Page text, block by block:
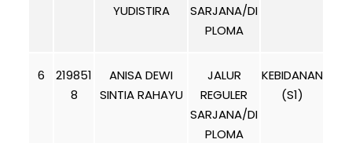
YUDISTIRA
SARJANA/DI
PLOMA
6
219851
8
ANISA DEWI
SINTIA RAHAYU
JALUR
REGULER
SARJANA/DI
PLOMA
KEBIDANAN
(S1)